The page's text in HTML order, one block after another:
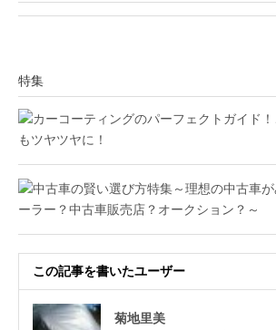
特集
この記事を書いたユーザー
菊地里美